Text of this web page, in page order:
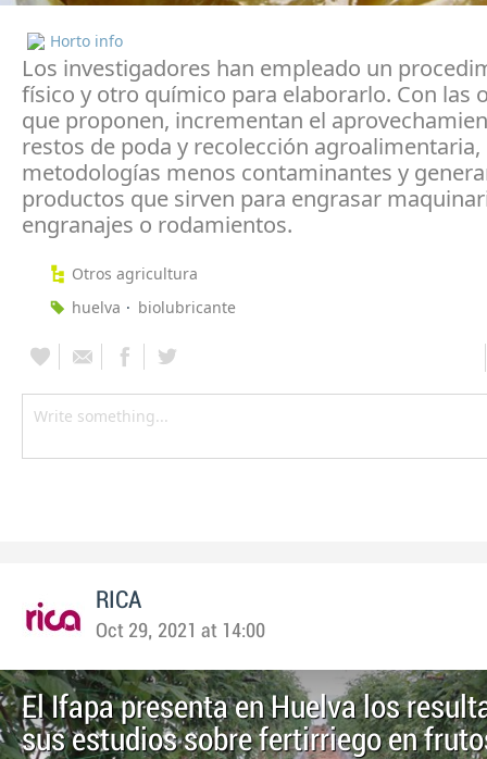
Horto info
Los investigadores han empleado un
físico y otro químico para elaborarlo. Con las
que proponen, incrementan el
restos de poda y recolección
metodologías menos contaminantes y
productos que sirven para engrasar
engranajes o rodamientos.
Otros agricultura
huelva
biolubricante
RICA
Oct 29, 2021 at 14:00
El Ifapa presenta en Huelva los
sus estudios sobre fertirriego en